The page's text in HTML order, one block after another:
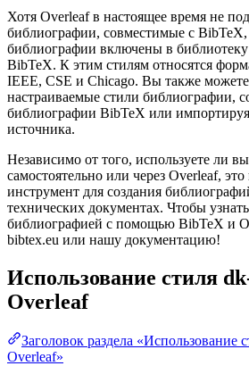
Хотя Overleaf в настоящее время не
библиографии, совместимые с
библиографии включены в
BibTeX. К этим стилям относятся
IEEE, CSE и Chicago. Вы также можете
настраиваемые стили библиографии,
библиографии BibTeX или импортируя
источника.
Независимо от того, используете ли
самостоятельно или через Overleaf,
инструмент для создания
технических документах. Чтобы
библиографией с помощью BibTeX и
bibtex.eu или нашу документацию!
Использование стиля
Overleaf
Заголовок раздела «Использование
Overleaf»